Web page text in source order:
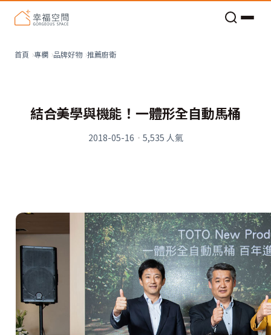
首頁 專欄 品牌好物 推薦廚衛
結合美學與機能！一體形全自動馬桶
2018-05-16 · 5,535 人氣